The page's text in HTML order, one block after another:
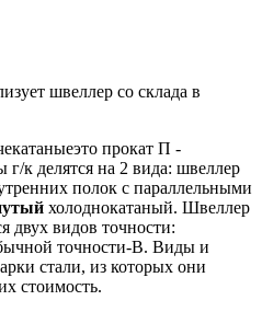
швеллер со склада в
прокат П -
к делятся на 2 вида: швеллер
полок с параллельными
холоднокатаный. Швеллер
двух видов точности:
точности-В. Виды и
стали, из которых они
стоимость.